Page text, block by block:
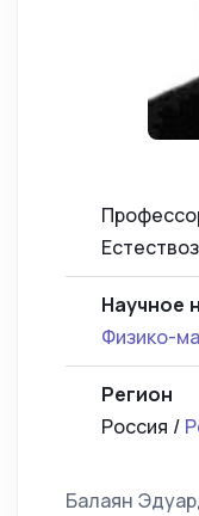
Научное
Физико-
Регион
Россия /
Балаян